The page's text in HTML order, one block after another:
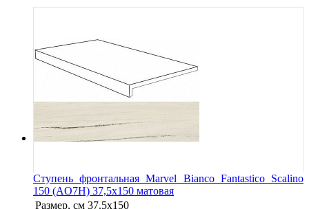
Ступень фронтальная Marvel Bianco Fantastico Scalino
150 (AO7H) 37,5x150 матовая
Размер, см 37.5x150